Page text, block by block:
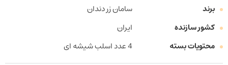
برند
سامان زر دندان
کشور سازنده
ایران
محتویات بسته
4 عدد اسلب شیشه ای